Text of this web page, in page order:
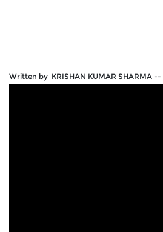
Written by KRISHAN KUMAR SHARMA --